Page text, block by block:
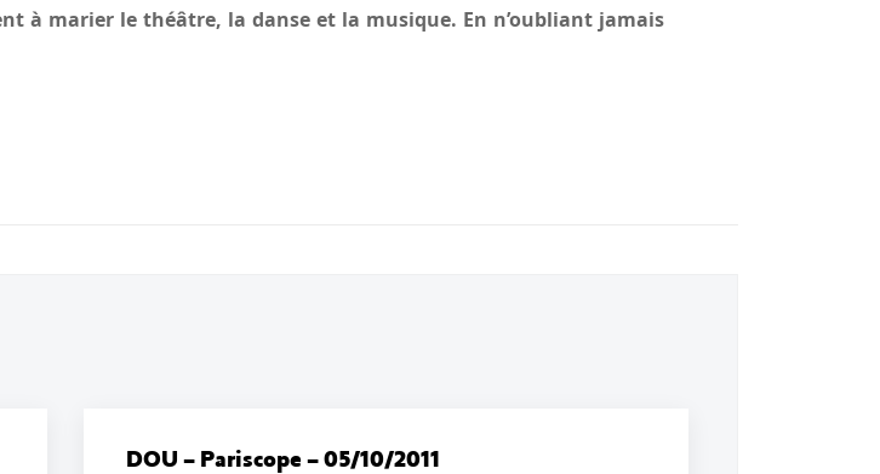
à marier le théâtre, la danse et la musique. En n’oubliant jamais
DOU – Pariscope – 05/10/2011